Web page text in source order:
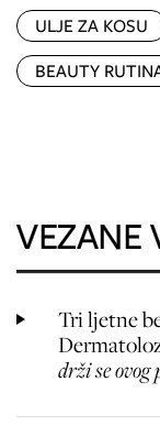
ULJE ZA KOSU
BEAUTY
VEZANE
Tri ljetne
drži se